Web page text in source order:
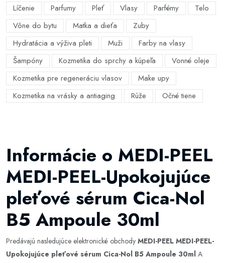
Líčenie Parfumy Pleť Vlasy Parfémy
Telo
Vône do bytu
Matka a dieťa
Zuby
Hydratácia a výživa pleti
Muži
Farby na vlasy
Šampóny
Kozmetika do sprchy a kúpeľa
Vonné oleje
Kozmetika pre regeneráciu vlasov
Make upy
Kozmetika na vrásky a antiaging
Rúže Očné tiene
Informácie o MEDI-PEEL
MEDI-PEEL-Upokojujúce
pleťové sérum Cica-Nol
B5 Ampoule 30ml
Predávajú nasledujúce elektronické obchody MEDI-PEEL MEDI-PEEL-
Upokojujúce pleťové sérum Cica-Nol B5 Ampoule 30ml A